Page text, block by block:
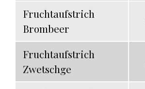
Fruchtaufstrich
Brombeer
Fruchtaufstrich
Zwetschge